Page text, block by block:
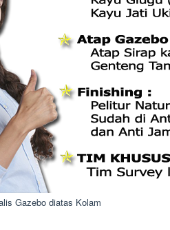
Gazebo diatas Kolam